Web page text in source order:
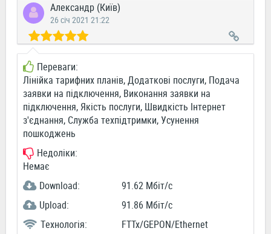
Александр (Київ)
26 січ 2021 21:22
Переваги:
Лінійка тарифних планів, Додаткові послуги, Подача
заявки на підключення, Виконання заявки на
підключення, Якість послуги, Швидкість Інтернет
з'єднання, Служба техпідтримки, Усунення
пошкоджень
Недоліки:
Немає
Download:
91.62 Мбіт/c
Upload:
91.86 Мбіт/c
Технологія:
FTTx/GEPON/Ethernet